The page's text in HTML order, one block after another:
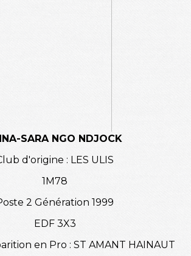
SARA NGO NDJOCK
d'origine : LES ULIS
1M78
2 Génération 1999
EDF 3X3
en Pro : ST AMANT HAINAUT